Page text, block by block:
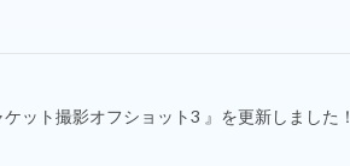
ット撮影オフショット3 』を更新しました！